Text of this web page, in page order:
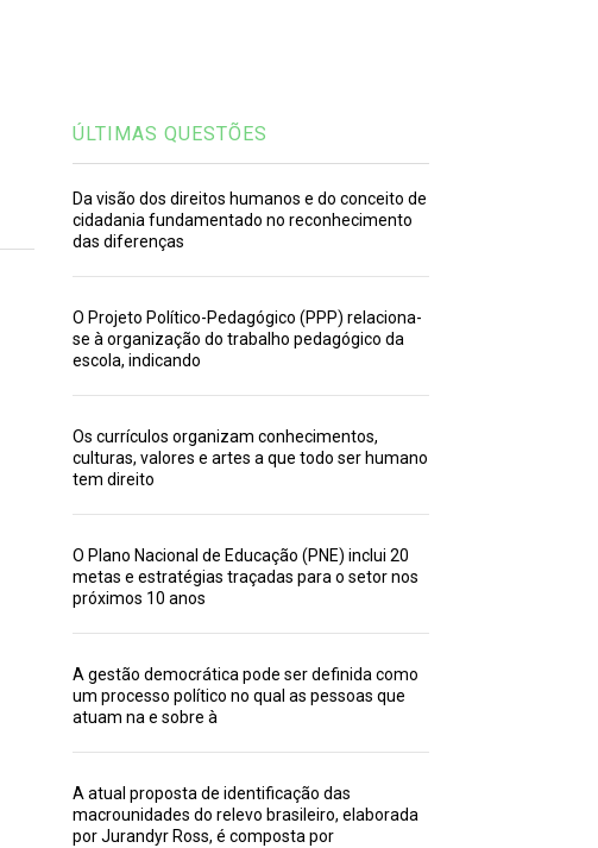
ÚLTIMAS QUESTÕES
Da visão dos direitos humanos e do conceito de
cidadania fundamentado no reconhecimento
das diferenças
O Projeto Político-Pedagógico (PPP) relaciona-
se à organização do trabalho pedagógico da
escola, indicando
Os currículos organizam conhecimentos,
culturas, valores e artes a que todo ser humano
tem direito
O Plano Nacional de Educação (PNE) inclui 20
metas e estratégias traçadas para o setor nos
próximos 10 anos
A gestão democrática pode ser definida como
um processo político no qual as pessoas que
atuam na e sobre à
A atual proposta de identificação das
macrounidades do relevo brasileiro, elaborada
por Jurandyr Ross, é composta por